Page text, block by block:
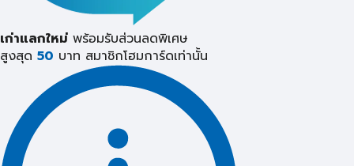
เก่าแลกใหม่ พร้อมรับส่วนลดพิเศษ
สูงสุด 50 บาท สมาชิกโฮมการ์ดเท่านั้น